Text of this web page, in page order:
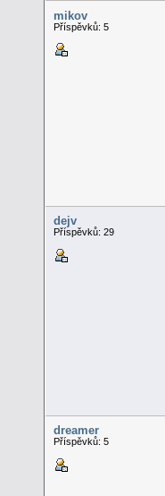
mikov
Příspěvků: 5
dejv
Příspěvků: 29
dreamer
Příspěvků: 5